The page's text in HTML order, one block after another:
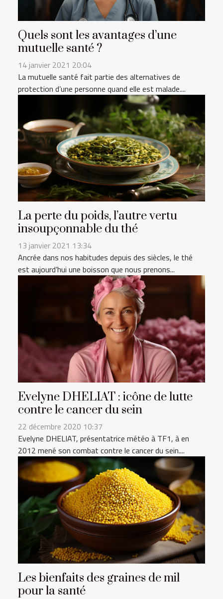
Quels sont les avantages d’une
mutuelle santé ?
14 janvier 2021 20:04
La mutuelle santé fait partie des alternatives de
protection d’une personne quand elle est malade....
La perte du poids, l’autre vertu
insoupçonnable du thé
13 janvier 2021 13:34
Ancrée dans nos habitudes depuis des siècles, le thé
est aujourd’hui une boisson que nous prenons...
Evelyne DHELIAT : icône de lutte
contre le cancer du sein
22 décembre 2020 10:37
Evelyne DHELIAT, présentatrice météo à TF1, à en
2012 mené son combat contre le cancer du sein....
Les bienfaits des graines de mil
pour la santé